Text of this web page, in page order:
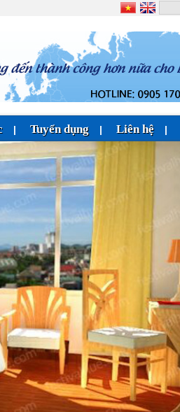
| Tuyển dụng | Liên hệ |